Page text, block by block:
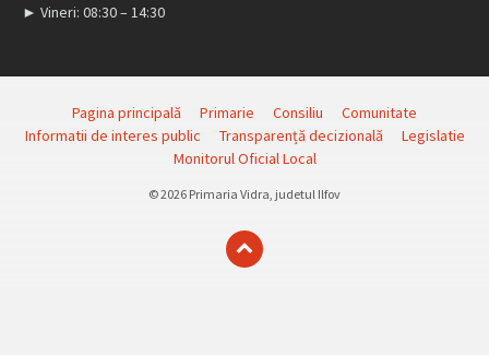
► Vineri: 08:30 – 14:30
Pagina principală Primarie Consiliu
Comunitate
Informatii de interes public
Transparență decizională
Legislatie
Monitorul Oficial Local
© 2026 Primaria Vidra, judetul Ilfov